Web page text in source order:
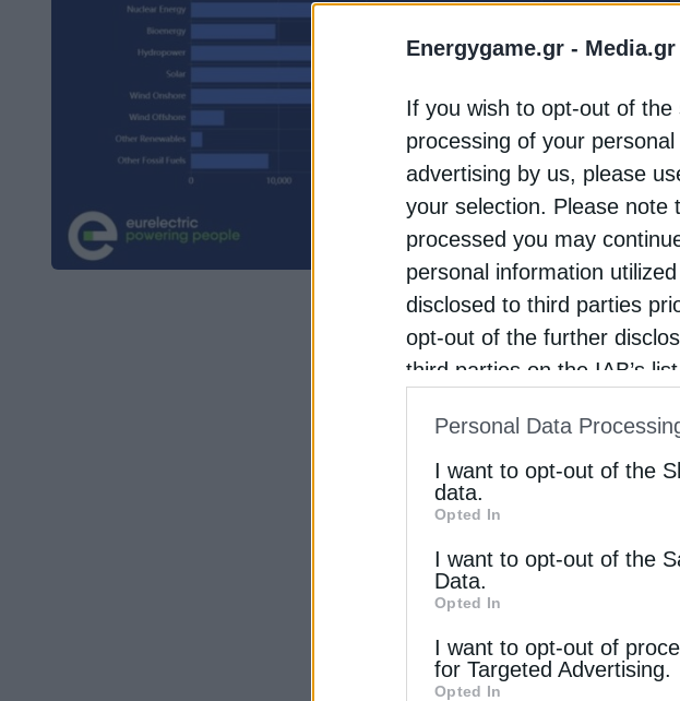
Energygame.gr - Media.gr
If you wish to opt-out of
processing of your
advertising by us, please
your selection. Please
processed you may
personal information
disclosed to third parties
opt-out of the further
third parties on the IAB’s
IAB’s List of Downstream
other third parties.
Personal Data
I want to opt-out of the
data.
Opted In
I want to opt-out of the
Data.
Opted In
I want to opt-out of
for Targeted Advertising.
Opted In